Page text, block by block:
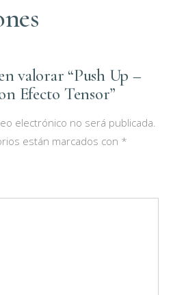
valorar “Push Up –
Efecto Tensor”
electrónico no será publicada.
están marcados con *